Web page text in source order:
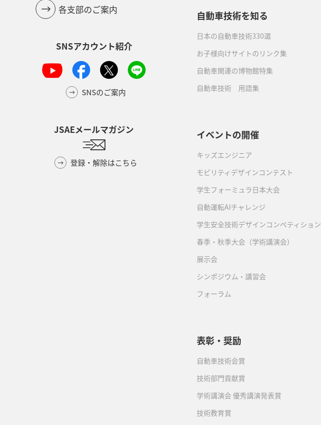
各支部のご案内
SNSアカウント紹介
SNSのご案内
JSAEメールマガジン
登録・解除はこちら
自動車技術を知る
日本の自動車技術330選
お子様向けサイトのリンク集
自動車関連の博物館特集
自動車技術 用語集
イベントの開催
キッズエンジニア
モビリティデザインコンテスト
学生フォーミュラ日本大会
自動運転AIチャレンジ
学生安全技術デザインコンペティション
春季・秋季大会（学術講演会）
展示会
シンポジウム・講習会
フォーラム
表彰・奨励
自動車技術会賞
技術部門貢献賞
学術講演会 優秀講演発表賞
技術教育賞